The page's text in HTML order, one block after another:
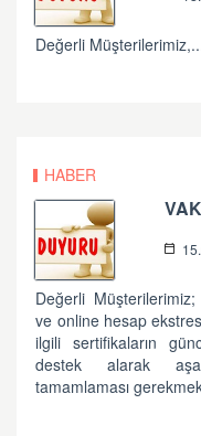
Değerli
HABER
Değerli
ve online hesap
ilgili sertifikaların
destek alarak
tamamlaması